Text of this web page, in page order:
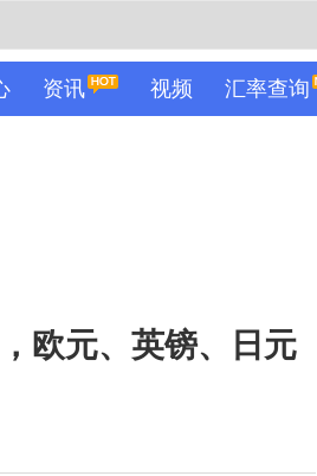
资讯 视频 汇率查询
欧元、英镑、日元